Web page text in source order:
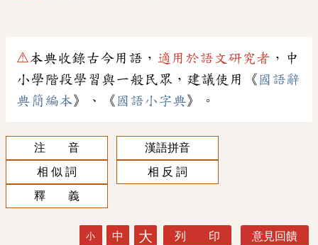
⚠本典收錄古今用語， 適用於語文研究者 ，中
小學階段學習與一般民眾，建議使用《 國語辭
典簡編本》、《 國語小字典》。
注 音
漢語拼音
相 似 詞
相 反 詞
釋 義
小 中 大 列 印 意見回饋